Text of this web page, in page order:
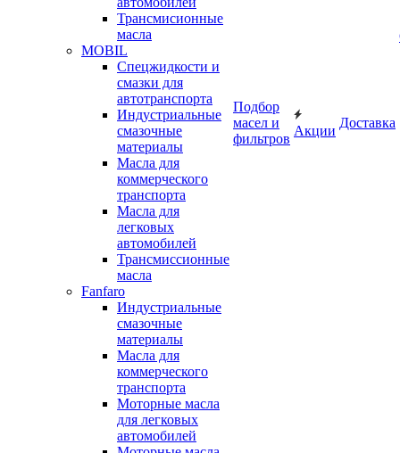
Трансмисионные
масла
MOBIL
Cпецжидкости и
смазки для
автотранспорта
Индустриальные
смазочные
материалы
Масла для
коммерческого
транспорта
Масла для
легковых
автомобилей
Трансмиссионные
масла
Fanfaro
Индустриальные
смазочные
материалы
Масла для
коммерческого
транспорта
Моторные масла
для легковых
автомобилей
Подбор
масел и
фильтров
Акции
Доставка